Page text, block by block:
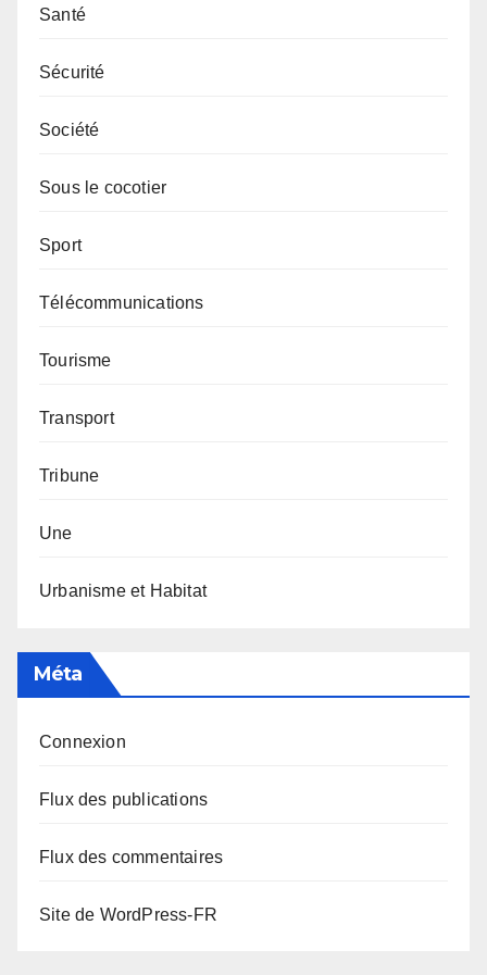
Santé
Sécurité
Société
Sous le cocotier
Sport
Télécommunications
Tourisme
Transport
Tribune
Une
Urbanisme et Habitat
Méta
Connexion
Flux des publications
Flux des commentaires
Site de WordPress-FR